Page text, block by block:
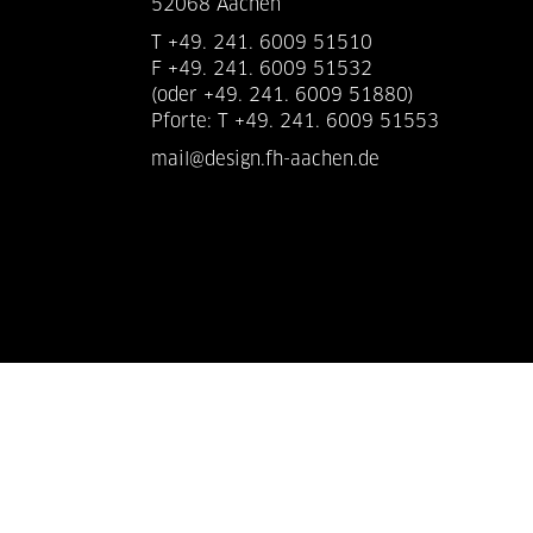
52068 Aachen
T +49. 241. 6009 51510
F +49. 241. 6009 51532
(oder +49. 241. 6009 51880)
Pforte: T +49. 241. 6009 51553
mail@design.fh-aachen.de